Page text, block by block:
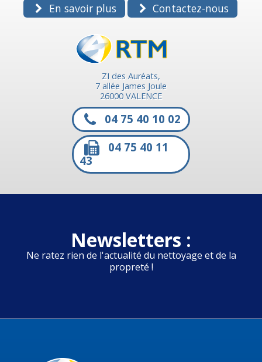
En savoir plus Contactez-nous
ZI des Auréats,
7 allée James Joule
26000 VALENCE
04 75 40 10 02
04 75 40 11
43
Newsletters :
Ne ratez rien de l'actualité du nettoyage et de la
propreté !